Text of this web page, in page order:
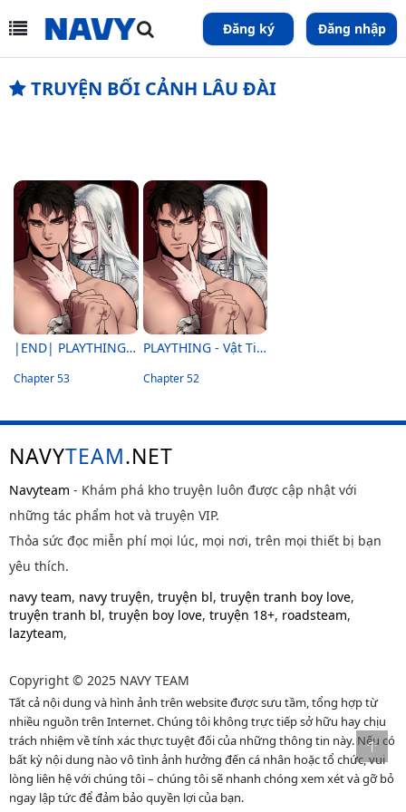
Đăng ký Đăng nhập
TRUYỆN BỐI CẢNH LÂU ĐÀI
|END| PLAYTHING - Vật Tiêu Khiển Của Vị Đại Công Tước
Chapter 53
PLAYTHING - Vật Tiêu Khiển Của Vị Đại Công Tước
Chapter 52
NAVYTEAM.NET
Navyteam - Khám phá kho truyện luôn được cập nhật với
những tác phẩm hot và truyện VIP.
Thỏa sức đọc miễn phí mọi lúc, mọi nơi, trên mọi thiết bị bạn
yêu thích.
navy team, navy truyện, truyện bl, truyện tranh boy love,
truyện tranh bl, truyện boy love, truyện 18+, roadsteam,
lazyteam,
Copyright © 2025 NAVY TEAM
Tất cả nội dung và hình ảnh trên website được sưu tầm, tổng hợp từ
nhiều nguồn trên Internet. Chúng tôi không trực tiếp sở hữu hay chịu
trách nhiệm về tính xác thực tuyệt đối của những thông tin này. Nếu có
bất kỳ nội dung nào vô tình ảnh hưởng đến cá nhân hoặc tổ chức, vui
lòng liên hệ với chúng tôi – chúng tôi sẽ nhanh chóng xem xét và gỡ bỏ
ngay lập tức để đảm bảo quyền lợi của bạn.